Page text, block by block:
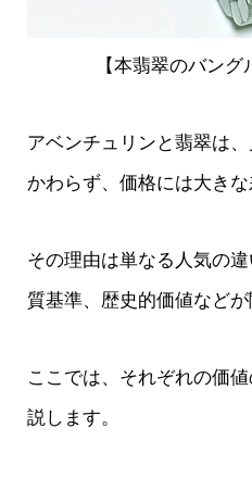
【本翡翠のバング
アベンチュリンと翡翠は
かわらず、価格には大きな
その理由は単なる人気の
質基準、歴史的価値などが
ここでは、それぞれの価
説します。